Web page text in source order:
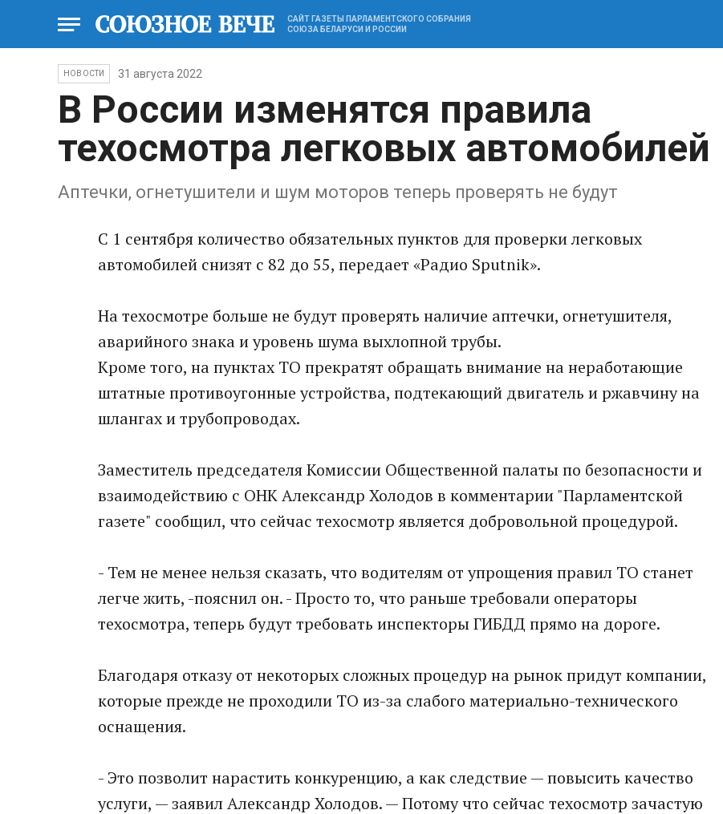
САЙТ ГАЗЕТЫ ПАРЛАМЕНТСКОГО СОБРАНИЯ
СОЮЗА БЕЛАРУСИ И РОССИИ
НОВОСТИ 31 августа 2022
В России изменятся правила
техосмотра легковых автомобилей
Аптечки, огнетушители и шум моторов теперь проверять не будут
С 1 сентября количество обязательных пунктов для проверки легковых
автомобилей снизят с 82 до 55, передает «Радио Sputnik».
На техосмотре больше не будут проверять наличие аптечки, огнетушителя,
аварийного знака и уровень шума выхлопной трубы.
Кроме того, на пунктах ТО прекратят обращать внимание на неработающие
штатные противоугонные устройства, подтекающий двигатель и ржавчину на
шлангах и трубопроводах.
Заместитель председателя Комиссии Общественной палаты по безопасности и
взаимодействию с ОНК Александр Холодов в комментарии "Парламентской
газете" сообщил, что сейчас техосмотр является добровольной процедурой.
- Тем не менее нельзя сказать, что водителям от упрощения правил ТО станет
легче жить, -пояснил он. - Просто то, что раньше требовали операторы
техосмотра, теперь будут требовать инспекторы ГИБДД прямо на дороге.
Благодаря отказу от некоторых сложных процедур на рынок придут компании,
которые прежде не проходили ТО из-за слабого материально-технического
оснащения.
- Это позволит нарастить конкуренцию, а как следствие — повысить качество
услуги, — заявил Александр Холодов. — Потому что сейчас техосмотр зачастую